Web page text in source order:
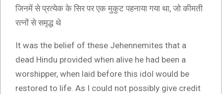
जिनमें से प्रत्येक के सिर पर एक मुकुट पहनाया गया था, जो कीमती
रत्नों से समृद्ध थे
It was the belief of these Jehennemites that a
dead Hindu provided when alive he had been a
worshipper, when laid before this idol would be
restored to life. As I could not possibly give credit